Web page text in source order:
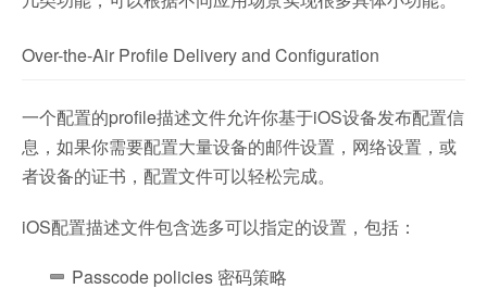
Over-the-Air Profile Delivery and Configuration
一个配置的profile描述文件允许你基于iOS设备发布配置信
息，如果你需要配置大量设备的邮件设置，网络设置，或
者设备的证书，配置文件可以轻松完成。
iOS配置描述文件包含选多可以指定的设置，包括：
Passcode policies 密码策略